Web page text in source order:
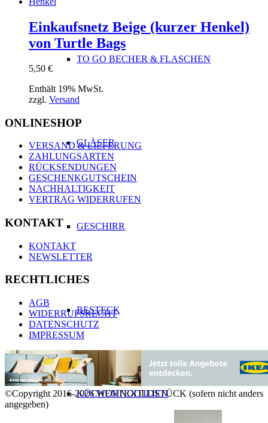
TO GO BECHER & FLASCHEN
GLÄSER
GESCHIRR
BESTECK
KÜCHENTEXTILIEN
Einkaufsnetz Beige (kurzer Henkel)
von Turtle Bags
5,50 €
Enthält 19% MwSt.
zzgl. Versand
ONLINESHOP
VERSAND & LIEFERUNG
ZAHLUNGSARTEN
RÜCKSENDUNGEN
GESCHENKGUTSCHEIN
NACHHALTIGKEIT
VERTRAG WIDERRUFEN
KONTAKT
KONTAKT
NEWSLETTER
RECHTLICHES
AGB
WIDERRUFSRECHT
DATENSCHUTZ
IMPRESSUM
©Copyright 2016-2026 WOHNGOLDSTÜCK (sofern nicht anders
angegeben)